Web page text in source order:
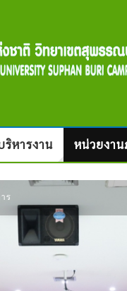
ริหารงาน หน่วยงา
ร